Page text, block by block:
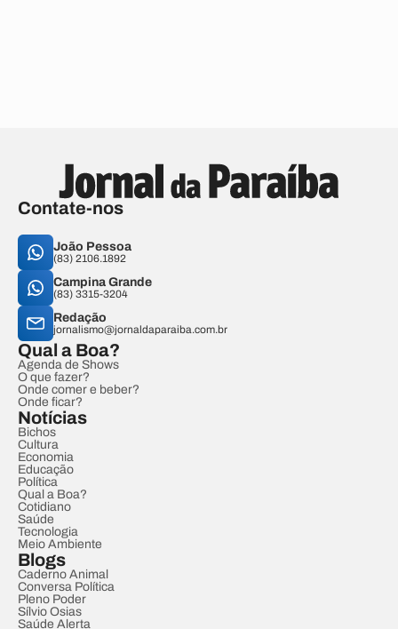
Contate-nos
João Pessoa
(83) 2106.1892
Campina Grande
(83) 3315-3204
Redação
jornalismo@jornaldaparaiba.com.br
Qual a Boa?
Agenda de Shows
O que fazer?
Onde comer e beber?
Onde ficar?
Notícias
Bichos
Cultura
Economia
Educação
Política
Qual a Boa?
Cotidiano
Saúde
Tecnologia
Meio Ambiente
Blogs
Caderno Animal
Conversa Política
Pleno Poder
Sílvio Osias
Saúde Alerta